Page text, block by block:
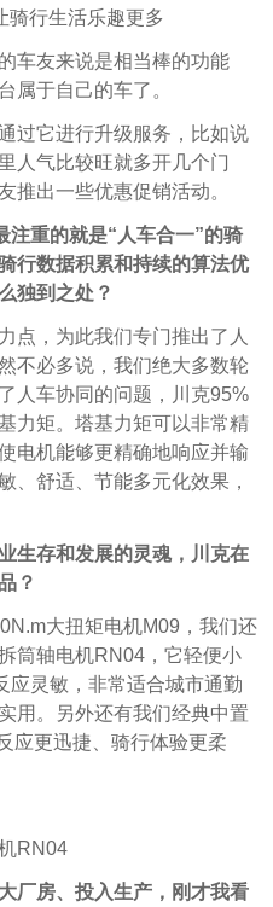
骑行生活乐趣更多
车友来说是相当棒的功能
属于自己的车了。
过它进行升级服务，比如说
人气比较旺就多开几个门
推出一些优惠促销活动。
注重的就是“人车合一”的骑
行数据积累和持续的算法优
独到之处？
点，为此我们专门推出了人
不必多说，我们绝大多数轮
人车协同的问题，川克95%
力矩。塔基力矩可以非常精
电机能够更精确地响应并输
、舒适、节能多元化效果，
生存和发展的灵魂，川克在
？
大扭矩电机M09，我们还
筒轴电机RN04，它轻便小
应灵敏，非常适合城市通勤
用。另外还有我们经典中置
更迅捷、骑行体验更柔
RN04
厂房、投入生产，刚才我看